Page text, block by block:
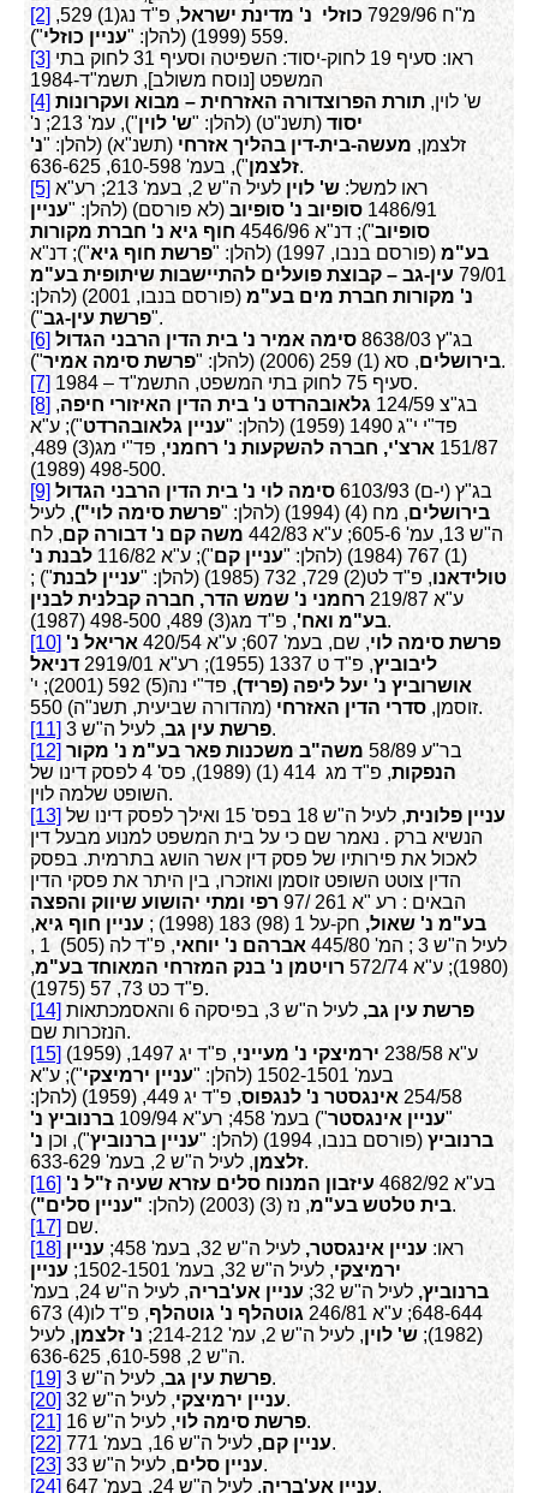
[2]
מ"ח 7929/96 כוזלי נ' מדינת ישראל
, פ"ד נג(1) 529,
559 (1999) (להלן: "
עניין כוזלי
").
[3]
המשפט [נוסח משולב], תשמ"ד-1984
[4]
ש' לוין, תורת הפרוצדורה האזרחית – מבוא ועקרונות
יסוד (תשנ"ט) (להלן: "ש' לוין
"), עמ' 213; נ'
זלצמן, מעשה-בית-דין בהליך אזרחי (תשנ"א) (להלן: "נ'
זלצמן"), בעמ' 610-598, 636-625.
[5]
ראו למשל: ש' לוין
לעיל ה"ש 2, בעמ' 213; רע"א
1486/91 סופיוב נ' סופיוב (לא פורסם) (להלן: "עניין
סופיוב"); דנ"א 4546/96
חוף גיא נ' חברת מקורות
בע"מ (פורסם בנבו, 1997) (להלן: " פרשת חוף גיא"); דנ"א
79/01 עין-גב – קבוצת פועלים להתיישבות שיתופית בע"מ
נ' מקורות חברת מים בע"מ
(פורסם בנבו, 2001) (להלן:
"פרשת עין-גב ").
[6]
בג"ץ 8638/03
סימה אמיר נ' בית הדין הרבני הגדול
בירושלים, סא (1) 259 (2006) (להלן: " פרשת סימה אמיר
").
[7]
סעיף 75 לחוק בתי המשפט, התשמ"ד – 1984.
[8]
בג"צ 124/59 גלאובהרדט נ' בית הדין האיזורי חיפה,
פד"י י"ג 1490 (1959) (להלן: "
עניין גלאובהרדט"); ע"א
151/87 ארצ'י, חברה להשקעות נ' רחמני
, פד"י מג(3) 489,
498-500 (1989).
[9]
בג"ץ (י-ם) 6103/93
סימה לוי נ' בית הדין הרבני הגדול
בירושלים, מח (4) (1994) (להלן: " פרשת סימה לוי"), לעיל
ה"ש 13, עמ' 605-6; ע"א 442/83
משה קם נ' דבורה קם, לח
(1) 767 (1984) (להלן: "
עניין קם"); ע"א 116/82
לבנת נ'
טולידאנו, פ"ד לט(2) 729, 732 (1985) (להלן: " עניין לבנת") ;
ע"א 219/87
רחמני נ' שמש הדר, חברה קבלנית לבנין
בע"מ ואח', פ"ד מג(3) 489, 498-500 (1987).
[10]
פרשת סימה לוי, שם, בעמ' 607; ע"א 420/54
אריאל נ'
ליבוביץ, פ"ד ט 1337 (1955); רע"א 2919/01
דניאל
אושרוביץ נ' יעל ליפה (פריד)
, פד"י נה(5) 592 (2001); י'
זוסמן, סדרי הדין האזרחי
(מהדורה שביעית, תשנ"ה) 550.
[11]
פרשת עין גב, לעיל ה"ש 3.
[12]
בר"ע 58/89
משה"ב משכנות פאר בע"מ נ' מקור
הנפקות
, פ"ד מג 414 (1) (1989), פס' 4 לפסק דינו של
השופט שלמה לוין.
[13]
עניין פלונית
, לעיל ה"ש 18 בפס' 15 ואילך לפסק דינו של
הנשיא ברק . נאמר שם כי על בית המשפט למנוע מבעל דין
לאכול את פירותיו של פסק דין אשר הושג בתרמית. בפסק
הדין צוטט השופט זוסמן ואוזכרו, בין היתר את פסקי הדין
הבאים : רע "א 261 /97
רפי ומתי יהושוע שיווק והפצה
בע"מ נ' שאול, חק-על 1 (98) 183 (1998) ; עניין חוף גיא,
לעיל ה"ש 3 ; המ' 445/80
אברהם נ' יוחאי
, פ"ד לה (505) 1 ,
(1980); ע"א 572/74
רויטמן נ' בנק המזרחי המאוחד בע"מ,
פ"ד כט 73, 57 (1975).
[14]
פרשת עין גב,
לעיל ה"ש 3, בפיסקה 6 והאסמכתאות
הנזכרות שם.
[15]
ע"א 238/58 ירמיצקי נ' מעייני
, פ"ד יג 1497, (1959)
בעמ' 1502-1501 (להלן: "
עניין ירמיצקי"); ע"א
254/58 אינגסטר נ' לנגפוס
, פ"ד יג 449, (1959) (להלן:
"עניין אינגסטר") בעמ' 458; רע"א 109/94
ברנוביץ נ'
ברנוביץ (פורסם בנבו, 1994) (להלן: " עניין ברנוביץ"), וכן נ'
זלצמן, לעיל ה"ש 2, בעמ' 633-629.
[16]
בע"א 4682/92
עיזבון המנוח סלים עזרא שעיה ז"ל נ'
בית טלטש בע"מ, נז (3) (2003) (להלן: "עניין סלים"
).
[17]
שם.
[18]
ראו: עניין אינגסטר, לעיל ה"ש 32, בעמ' 458;
עניין
ירמיצקי, לעיל ה"ש 32, בעמ' 1502-1501;
עניין
ברנוביץ, לעיל ה"ש 32; עניין אע'בריה
, לעיל ה"ש 24, בעמ'
648-644; ע"א 246/81
גוטהלף נ' גוטהלף
, פ"ד לו(4) 673
(1982);
ש' לוין, לעיל ה"ש 2, עמ' 214-212; נ' זלצמן, לעיל
ה"ש 2, 610-598, 636-625.
[19]
פרשת עין גב, לעיל ה"ש 3.
[20]
עניין ירמיצקי, לעיל ה"ש 32.
[21]
פרשת סימה לוי, לעיל ה"ש 16.
[22]
עניין קם,לעיל ה"ש 16, בעמ' 771.
[23]
עניין סלים, לעיל ה"ש 33.
[24]
עניין אע'בריה, לעיל ה"ש 24, בעמ' 647.